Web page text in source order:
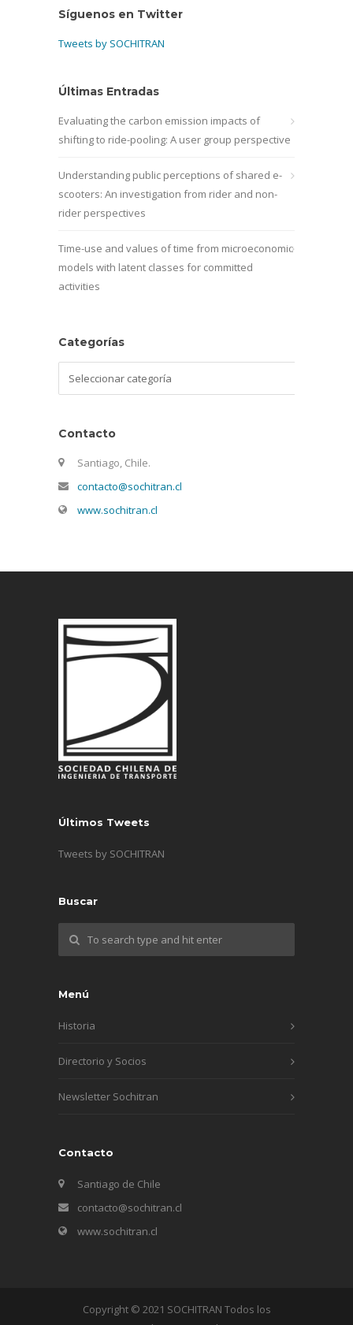
Síguenos en Twitter
Tweets by SOCHITRAN
Últimas Entradas
Evaluating the carbon emission impacts of
shifting to ride-pooling: A user group perspective
Understanding public perceptions of shared e-
scooters: An investigation from rider and non-
rider perspectives
Time-use and values of time from microeconomic
models with latent classes for committed
activities
Categorías
Contacto
Santiago, Chile.
contacto@sochitran.cl
www.sochitran.cl
Últimos Tweets
Tweets by SOCHITRAN
Buscar
Menú
Historia
Directorio y Socios
Newsletter Sochitran
Contacto
Santiago de Chile
contacto@sochitran.cl
www.sochitran.cl
Copyright © 2021 SOCHITRAN Todos los